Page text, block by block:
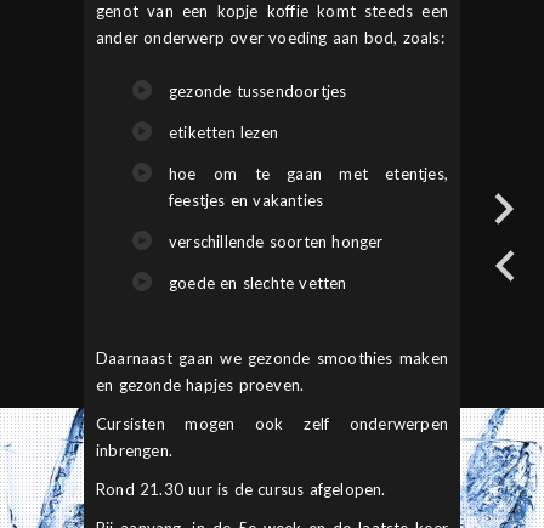
genot van een kopje koffie komt steeds een
ander onderwerp over voeding aan bod, zoals:
gezonde tussendoortjes
etiketten lezen
hoe om te gaan met etentjes,
feestjes en vakanties
verschillende soorten honger
goede en slechte vetten
Daarnaast gaan we gezonde smoothies maken
en gezonde hapjes proeven.
Cursisten mogen ook zelf onderwerpen
inbrengen.
Rond 21.30 uur is de cursus afgelopen.